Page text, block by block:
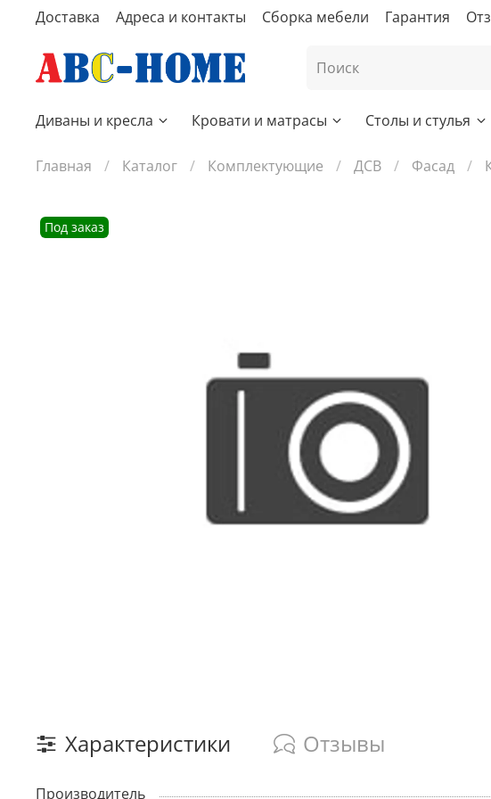
Доставка Адреса и контакты Сборка мебели Гарантия
Диваны и кресла Кровати и матрасы Столы и стулья
Главная Каталог Комплектующие ДСВ Фасад
Под заказ
Характеристики Отзывы
Производитель